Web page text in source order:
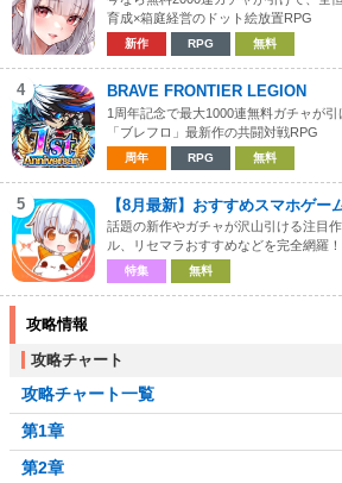
育成×箱庭経営のドット絵放置RPG
新作 RPG 無料
4 BRAVE FRONTIER LEGION
1周年記念で最大1000連無料ガチャが
「ブレフロ」最新作の共闘対戦RPG
周年 RPG 無料
5 【8月最新】おすすめスマホゲー
話題の新作やガチャが沢山引ける注目
ル、リセマラおすすめなどを完全網羅！
特集 無料
攻略情報
攻略チャート
攻略チャート一覧
第1章
第2章